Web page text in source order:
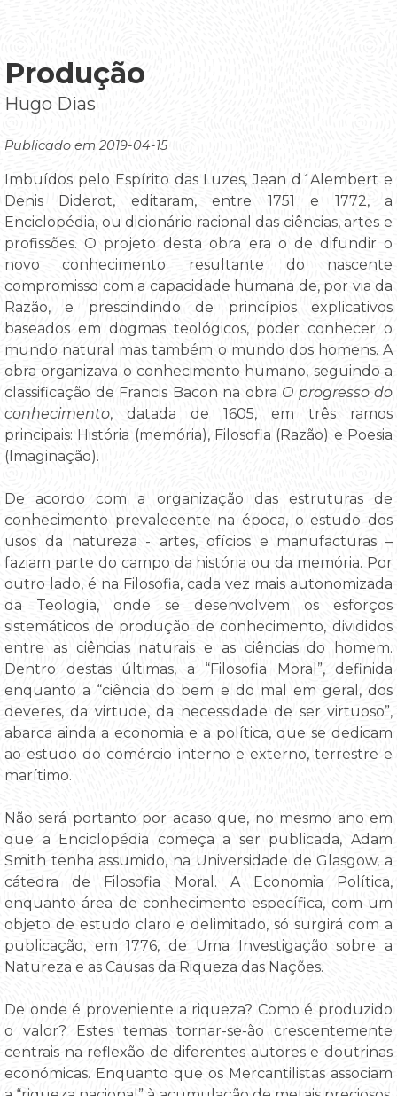
Produção
Hugo Dias
Publicado em 2019-04-15
Imbuídos pelo Espírito das Luzes, Jean d´Alembert e
Denis Diderot, editaram, entre 1751 e 1772, a
Enciclopédia, ou dicionário racional das ciências, artes e
profissões. O projeto desta obra era o de difundir o
novo conhecimento resultante do nascente
compromisso com a capacidade humana de, por via da
Razão, e prescindindo de princípios explicativos
baseados em dogmas teológicos, poder conhecer o
mundo natural mas também o mundo dos homens. A
obra organizava o conhecimento humano, seguindo a
classificação de Francis Bacon na obra O progresso do
conhecimento, datada de 1605, em três ramos
principais: História (memória), Filosofia (Razão) e Poesia
(Imaginação).
De acordo com a organização das estruturas de
conhecimento prevalecente na época, o estudo dos
usos da natureza - artes, ofícios e manufacturas –
faziam parte do campo da história ou da memória. Por
outro lado, é na Filosofia, cada vez mais autonomizada
da Teologia, onde se desenvolvem os esforços
sistemáticos de produção de conhecimento, divididos
entre as ciências naturais e as ciências do homem.
Dentro destas últimas, a “Filosofia Moral”, definida
enquanto a “ciência do bem e do mal em geral, dos
deveres, da virtude, da necessidade de ser virtuoso”,
abarca ainda a economia e a política, que se dedicam
ao estudo do comércio interno e externo, terrestre e
marítimo.
Não será portanto por acaso que, no mesmo ano em
que a Enciclopédia começa a ser publicada, Adam
Smith tenha assumido, na Universidade de Glasgow, a
cátedra de Filosofia Moral. A Economia Política,
enquanto área de conhecimento específica, com um
objeto de estudo claro e delimitado, só surgirá com a
publicação, em 1776, de Uma Investigação sobre a
Natureza e as Causas da Riqueza das Nações.
De onde é proveniente a riqueza? Como é produzido
o valor? Estes temas tornar-se-ão crescentemente
centrais na reflexão de diferentes autores e doutrinas
económicas. Enquanto que os Mercantilistas associam